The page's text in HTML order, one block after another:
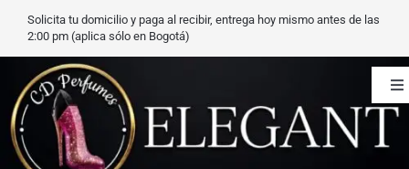
Saltar
contenido
Solicita tu domicilio y paga al recibir, entrega hoy mismo antes de las
2:00 pm (aplica sólo en Bogotá)
CD Perfumes